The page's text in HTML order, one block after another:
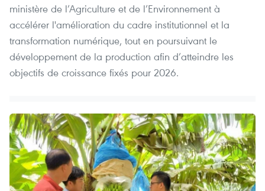
ministère de l’Agriculture et de l’Environnement à
accélérer l'amélioration du cadre institutionnel et la
transformation numérique, tout en poursuivant le
développement de la production afin d’atteindre les
objectifs de croissance fixés pour 2026.